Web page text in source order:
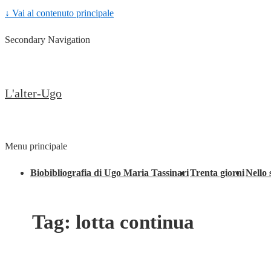
↓ Vai al contenuto principale
Secondary Navigation
L'alter-Ugo
Menu principale
Biobibliografia di Ugo Maria TassinariTrenta giorniNello
Tag: lotta continua